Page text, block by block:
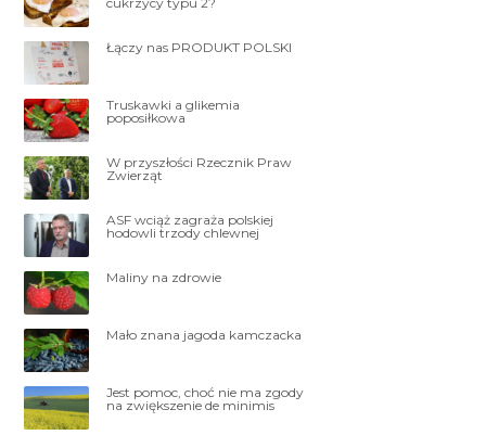
Łączy nas PRODUKT POLSKI
Truskawki a glikemia
poposiłkowa
W przyszłości Rzecznik Praw
Zwierząt
ASF wciąż zagraża polskiej
hodowli trzody chlewnej
Maliny na zdrowie
Mało znana jagoda kamczacka
Jest pomoc, choć nie ma zgody
na zwiększenie de minimis